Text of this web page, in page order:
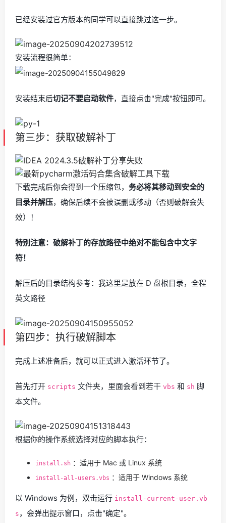
已经安装过官方版本的同学可以直接跳过这一步。
安装流程很简单：
安装结束后切记不要启动软件，直接点击"完成"按钮即可。
第三步：获取破解补丁
下载完成后你会得到一个压缩包， 务必将其移动到安全的
目录并解压，确保后续不会被误删或移动（否则破解会失
效）！
特别注意：破解补丁的存放路径中绝对不能包含中文字
符！
解压后的目录结构参考：我这里是放在 D 盘根目录，全程
英文路径
第四步：执行破解脚本
完成上述准备后，就可以正式进入激活环节了。
首先打开 scripts 文件夹，里面会看到若干 vbs 和 sh 脚
本文件。
根据你的操作系统选择对应的脚本执行：
install.sh ：适用于 Mac 或 Linux 系统
install-all-users.vbs ：适用于 Windows 系统
以 Windows 为例，双击运行 install-current-user.vb
s ，会弹出提示窗口，点击"确定"。